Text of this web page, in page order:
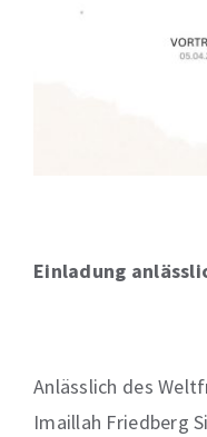
Einladung
Anlässlich des
Imaillah Friedberg